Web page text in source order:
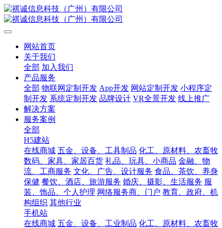
网站首页
关于我们
全部 加入我们
产品服务
全部 物联网定制开发 App开发 网站定制开发 小程序定
制开发 系统定制开发 品牌设计 VR全景开发 线上推广
解决方案
服务案例
全部
H5建站
在线商城 五金、设备、工具制品 化工、原材料、农畜牧
数码、家具、家居百货 礼品、玩具、小商品 金融、物
流、工商服务 文化、广告、设计服务 食品、茶饮、养身
保健 餐饮、酒店、旅游服务 婚庆、摄影、生活服务 服
装、饰品、个人护理 网络服务商、门户 教育、政府、机
构组织 其他行业
手机站
在线商城 五金、设备、工业制品 化工、原材料、农畜牧